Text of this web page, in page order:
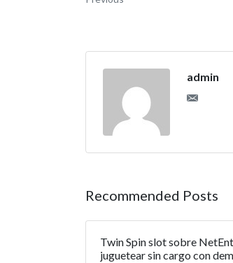
admin
Recommended Posts
Twin Spin slot sobre
juguetear sin cargo con